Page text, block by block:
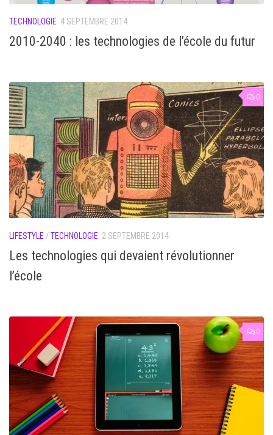
TECHNOLOGIE 4 SEPTEMBRE 2014
2010-2040 : les technologies de l’école du futur
0
LIFESTYLE /TECHNOLOGIE 2 SEPTEMBRE 2014
Les technologies qui devaient révolutionner
l’école
0